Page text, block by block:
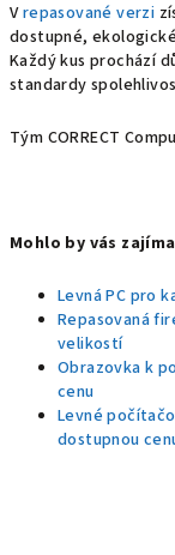
Vrepasované verzi
dostupné,
Každý kus prochází
standardy
Tým CORRECT
Mohlo by vás
Levná PC pro
Repasovaná
velikostí
Obrazovka k
cenu
Levné
dostupnou